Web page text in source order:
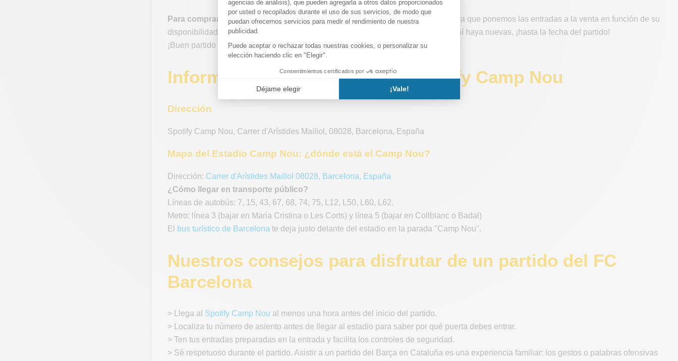
Para comprar entradas del FC Barcelona: Vuelve regularmente a esta página, ya que ponemos las entradas a la venta en función de su
disponibilidad. Si un día no hay entradas disponibles, puede que al día siguiente sí haya nuevas, ¡hasta la fecha del partido!
¡Buen partido en Barcelona!
Información sobre el estadio Spotify Camp Nou
Dirección
Spotify Camp Nou, Carrer d'Arístides Maillol , 08028, Barcelona, España
Mapa del Estadio Camp Nou: ¿dónde está el Camp Nou?
Dirección: Carrer d'Arístides Maillol 08028, Barcelona, España
¿Cómo llegar en transporte público?
Líneas de autobús: 7, 15, 43, 67, 68, 74, 75, L12, L50, L60, L62.
Metro: línea 3 (bajar en Maria Cristina o Les Corts) y línea 5 (bajar en Collblanc o Badal)
El
bus turístico de Barcelona te deja justo delante del estadio en la parada "Camp Nou".
Nuestros consejos para disfrutar de un partido del FC
Barcelona
> Llega al Spotify Camp Nou al menos una hora antes del inicio del partido.
> Localiza tu número de asiento antes de llegar al estadio para saber por qué puerta debes entrar.
> Ten tus entradas preparadas en la entrada y facilita los controles de seguridad.
> Sé respetuoso durante el partido. Asistir a un partido del Barça en Cataluña es una experiencia familiar: los gestos o palabras ofensivas